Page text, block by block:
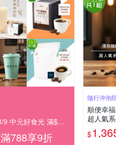
8/3-8/9 中元好食光 滿$788享9折
滿788享9折
隨行沖泡
順便幸
超人氣
萃 咖啡
$